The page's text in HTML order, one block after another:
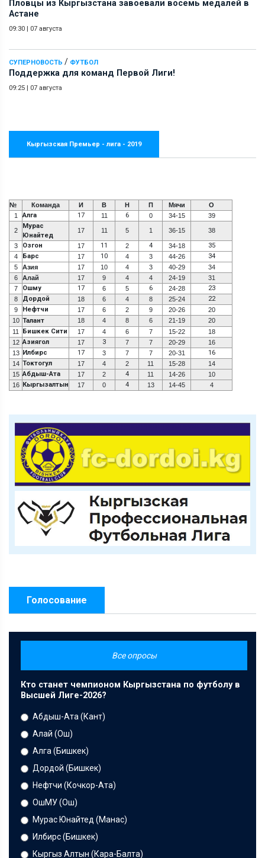
Пловцы из Кыргызстана завоевали восемь медалей в
Астане
09:30 | 07 августа
СУПЕРНОВОСТЬ / ФУТБОЛ
Поддержка для команд Первой Лиги!
09:25 | 07 августа
Кыргызская Премьер - лига - 2019
№ Команда И В Н П Мячи
О
1
Алга 17 11 6 0 34-15 39
2
Мурас
Юнайтед
17 11 5 1 36-15 38
3 Озгон 17 11 2 4 34-18 35
4 Барс 17 10 4 3 44-26 34
5 Азия 17 10 4 3 40-29
34
6
Алай 17 9 4 4 24-19
31
7
Ошму 17 6 5 6 24-28 23
8 Дордой 18 6 4 8 25-24 22
9 Нефтчи 17 6 2 9 20-26
20
10 Талант 18 4 8 6 21-19
20
11
Бишкек Сити 17 4 6 7 15-22
18
12 Азиягол 17 3 7 7 20-29
16
13 Илбирс 17 3 7 7 20-31 16
14 Токтогул 17 4 2 11 15-28
14
15 Абдыш-Ата 17 2 4 11 14-26
10
16 Кыргызалтын 17 0 4 13 14-45 4
Голосование
Все опросы
Кто станет чемпионом Кыргызстана по футболу в
Высшей Лиге-2026?
Абдыш-Ата (Кант)
Алай (Ош)
Алга (Бишкек)
Дордой (Бишкек)
Нефтчи (Кочкор-Ата)
ОшМУ (Ош)
Мурас Юнайтед (Манас)
Илбирс (Бишкек)
Кыргыз Алтын (Кара-Балта)